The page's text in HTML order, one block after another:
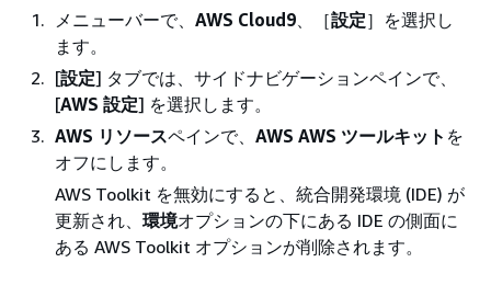
メニューバーで、 AWS Cloud9 、［設定］を選択し
ます。
[設定] タブでは、サイドナビゲーションペインで、
[AWS 設定] を選択します。
AWS リソースペインで、 AWS AWS ツールキット を
オフにします。
AWS Toolkit を無効にすると、統合開発環境 (IDE) が
更新され、 環境オプションの下にある IDE の側面に
ある AWS Toolkit オプションが削除されます。